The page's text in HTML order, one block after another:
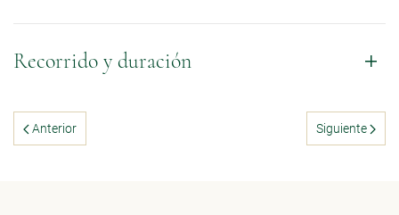
Recorrido y duración
Anterior Siguiente